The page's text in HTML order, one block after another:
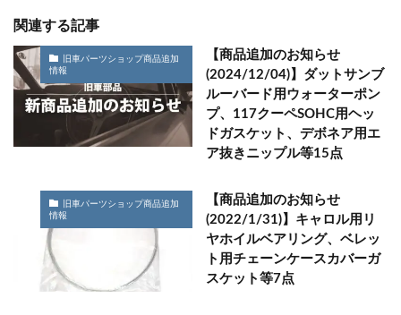
関連する記事
旧車パーツショップ商品追加
情報
【商品追加のお知らせ
(2024/12/04)】ダットサンブ
ルーバード用ウォーターポン
プ、117クーペSOHC用ヘッ
ドガスケット、デボネア用エ
ア抜きニップル等15点
旧車パーツショップ商品追加
情報
【商品追加のお知らせ
(2022/1/31)】キャロル用リ
ヤホイルベアリング、ベレッ
ト用チェーンケースカバーガ
スケット等7点